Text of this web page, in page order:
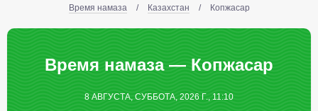
Время намаза / Казахстан / Копжасар
Время намаза — Копжасар
8 АВГУСТА, СУББОТА, 2026 Г., 11:10